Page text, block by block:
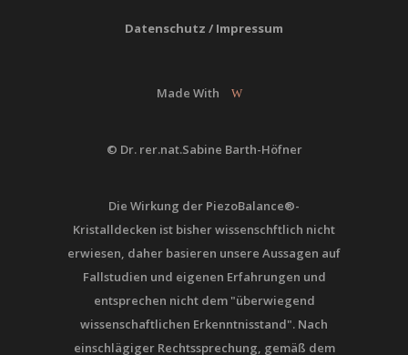
Datenschutz / Impressum
Made With
© Dr. rer.nat.Sabine Barth-Höfner
Die Wirkung der PiezoBalance®-
Kristalldecken ist bisher wissenschftlich nicht
erwiesen, daher basieren unsere Aussagen auf
Fallstudien und eigenen Erfahrungen und
entsprechen nicht dem "überwiegend
wissenschaftlichen Erkenntnisstand". Nach
einschlägiger Rechtssprechung, gemäß dem